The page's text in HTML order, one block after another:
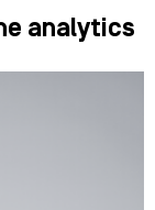
analytics